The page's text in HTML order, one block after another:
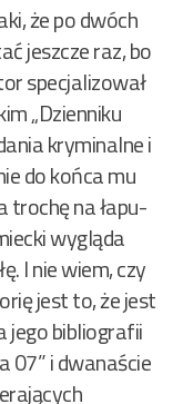
że po dwóch
jeszcze raz, bo
specjalizował
„Dzienniku
kryminalne i
do końca mu
trochę na łapu-
wygląda
I nie wiem, czy
jest to, że jest
jego bibliografii
07” i dwanaście